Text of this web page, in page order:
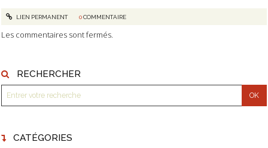
RECHERCHER
CATÉGORIES
LIEN PERMANENT 0COMMENTAIRE
Les commentaires sont fermés.